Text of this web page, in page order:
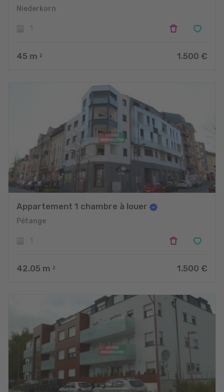
Niederkorn
45 m 2 1.500 €
Appartement 1 chambre à louer
Pétange
42.05 m 2 1.500 €